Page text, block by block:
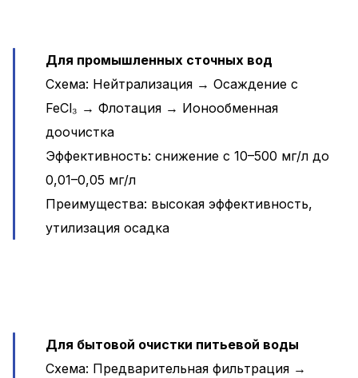
Для промышленных сточных вод
Схема: Нейтрализация → Осаждение с
FeCl₃ → Флотация → Ионообменная
доочистка
Эффективность: снижение с 10–500 мг/л до
0,01–0,05 мг/л
Преимущества: высокая эффективность,
утилизация осадка
Для бытовой очистки питьевой воды
Схема: Предварительная фильтрация →